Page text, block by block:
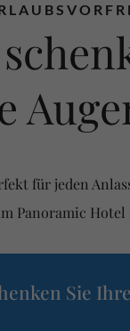
für jeden
Panoramic
Sie